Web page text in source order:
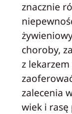
znacznie
choroby,
z
zalecenia
wiek i rasę